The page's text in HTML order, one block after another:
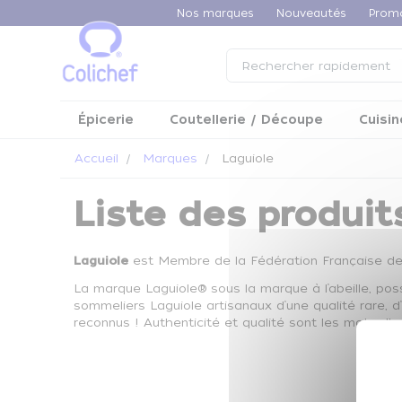
Panneau de gestion des cookiesNos marques Nouveautés
Épicerie Coutellerie / Découpe
Accueil Marques Laguiole
Liste des
Laguiole est Membre de la Fédération Française
La marque Laguiole® sous la marque à l’abeille,
sommeliers Laguiole artisanaux d’une qualité
reconnus ! Authenticité et qualité sont les mots